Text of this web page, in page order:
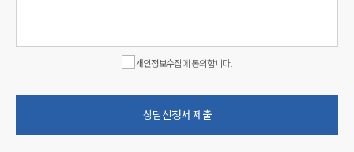
개인정보수집에 동의합니다.
상담신청서 제출